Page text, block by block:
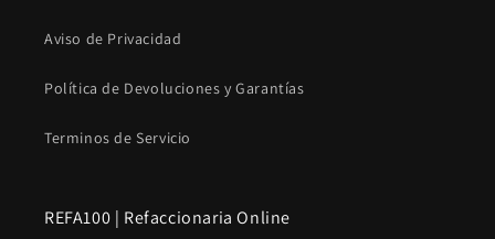
Aviso de Privacidad
Política de Devoluciones y Garantías
Terminos de Servicio
REFA100 | Refaccionaria Online